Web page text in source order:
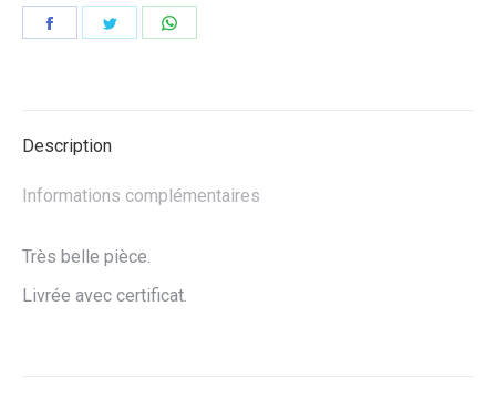
Partager Partager
Description
Informations complémentaires
Très belle pièce.
Livrée avec certificat.